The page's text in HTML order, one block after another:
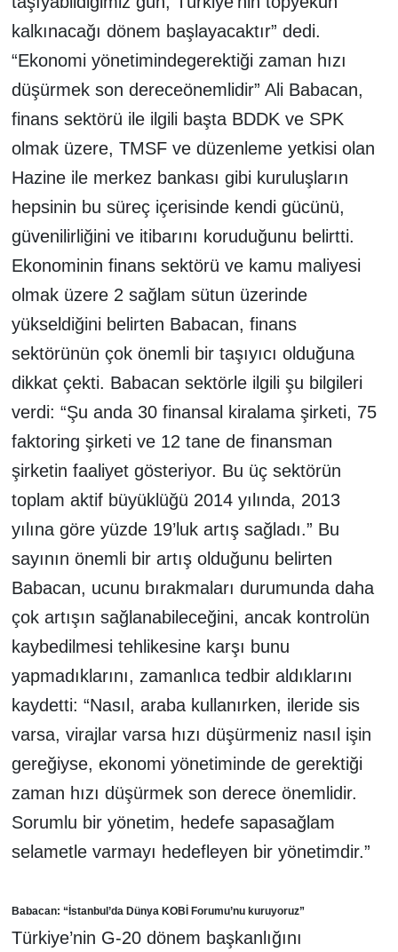
kalkınacağı dönem başlayacaktır” dedi.
“Ekonomi yönetimindegerektiği zaman hızı
düşürmek son dereceönemlidir” Ali Babacan,
finans sektörü ile ilgili başta BDDK ve SPK
olmak üzere, TMSF ve düzenleme yetkisi olan
Hazine ile merkez bankası gibi kuruluşların
hepsinin bu süreç içerisinde kendi gücünü,
güvenilirliğini ve itibarını koruduğunu belirtti.
Ekonominin finans sektörü ve kamu maliyesi
olmak üzere 2 sağlam sütun üzerinde
yükseldiğini belirten Babacan, finans
sektörünün çok önemli bir taşıyıcı olduğuna
dikkat çekti. Babacan sektörle ilgili şu bilgileri
verdi: “Şu anda 30 finansal kiralama şirketi, 75
faktoring şirketi ve 12 tane de finansman
şirketin faaliyet gösteriyor. Bu üç sektörün
toplam aktif büyüklüğü 2014 yılında, 2013
yılına göre yüzde 19’luk artış sağladı.” Bu
sayının önemli bir artış olduğunu belirten
Babacan, ucunu bırakmaları durumunda daha
çok artışın sağlanabileceğini, ancak kontrolün
kaybedilmesi tehlikesine karşı bunu
yapmadıklarını, zamanlıca tedbir aldıklarını
kaydetti: “Nasıl, araba kullanırken, ileride sis
varsa, virajlar varsa hızı düşürmeniz nasıl işin
gereğiyse, ekonomi yönetiminde de gerektiği
zaman hızı düşürmek son derece önemlidir.
Sorumlu bir yönetim, hedefe sapasağlam
selametle varmayı hedefleyen bir yönetimdir.”
Babacan: “İstanbul’da Dünya KOBİ Forumu’nu kuruyoruz”
Türkiye’nin G-20 dönem başkanlığını